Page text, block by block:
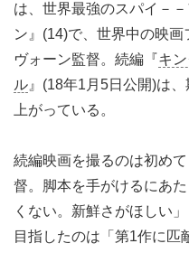
は、世界最強のスパイ－
ン』(14)で、世界中の映画
ヴォーン監督。続編『キ
ル 』(18年1月5日公開)は
上がっている。
続編映画を撮るのは初め
督。脚本を手がけるにあ
くない。新鮮さがほしい
目指したのは「第1作に匹